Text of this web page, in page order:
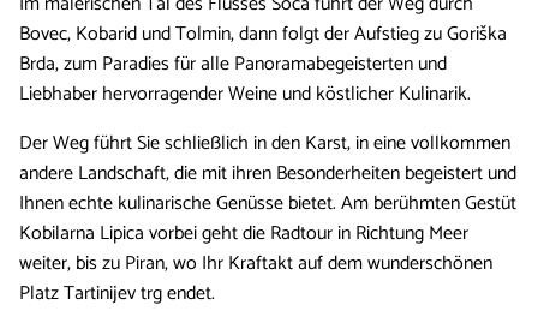
Bovec, Kobarid und Tolmin, dann folgt der Aufstieg zu Goriška
Brda, zum Paradies für alle Panoramabegeisterten und
Liebhaber hervorragender Weine und köstlicher Kulinarik.
Der Weg führt Sie schließlich in den Karst, in eine vollkommen
andere Landschaft, die mit ihren Besonderheiten begeistert und
Ihnen echte kulinarische Genüsse bietet. Am berühmten Gestüt
Kobilarna Lipica vorbei geht die Radtour in Richtung Meer
weiter, bis zu Piran, wo Ihr Kraftakt auf dem wunderschönen
Platz Tartinijev trg endet.